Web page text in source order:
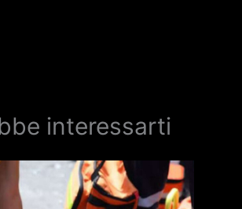
interessarti